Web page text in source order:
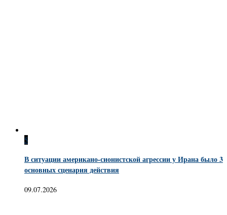
5
В ситуации американо-сионистской агрессии у Ирана было 3
основных сценария действия
09.07.2026